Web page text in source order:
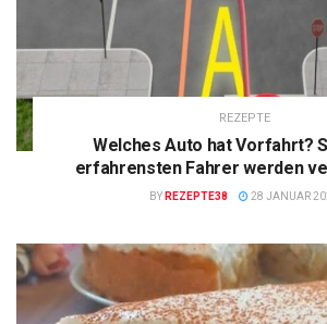
REZEPTE
Welches Auto hat Vorfahrt?
erfahrensten Fahrer werden
BY REZEPTE38 28 JANUAR